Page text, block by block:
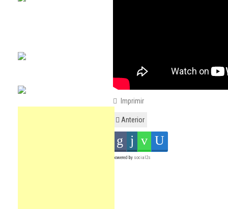
Imprimir
Anterior
powered by social2s